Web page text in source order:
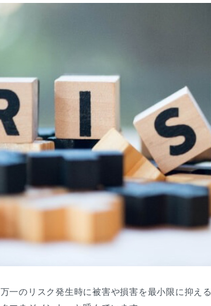
一のリスク発生時に被害や損害を最小限に抑え